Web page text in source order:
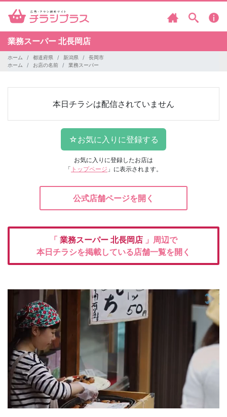
業務スーパー 北長岡店
ホーム 都道府県 新潟県
長岡市
ホーム
お店の名前 業務スーパー
本日チラシは配信されていません
お気に入りに登録したお店は
「 トップページ 」に表示されます。
公式店舗ページを開く
「 業務スーパー 北長岡店 」周辺で
本日チラシを掲載している店舗一覧を開く